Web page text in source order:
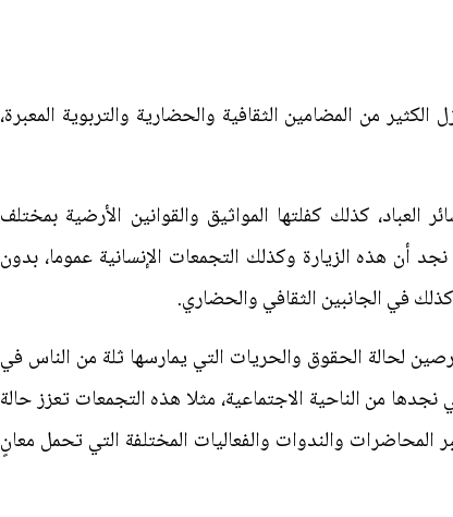
من المضامين الثقافية والحضارية والتربوية المعبرة،
كذلك كفلتها المواثيق والقوانين الأرضية بمختلف
أن هذه الزيارة وكذلك التجمعات الإنسانية عموما، بدون
في الجانبين الثقافي والحضاري.
لحالة الحقوق والحريات التي يمارسها ثلة من الناس في
من الناحية الاجتماعية، مثلا هذه التجمعات تعزز حالة
والندوات والفعاليات المختلفة التي تحمل معانٍ